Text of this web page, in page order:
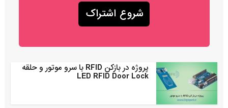
پروژه در بازکن RFID با سرو موتور و حلقه
LED RFID Door Lock